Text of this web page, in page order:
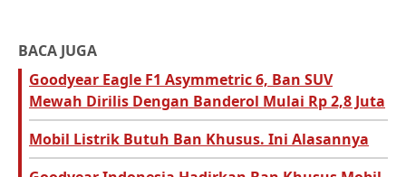
BACA JUGA
Goodyear Eagle F1 Asymmetric 6, Ban SUV
Mewah Dirilis Dengan Banderol Mulai Rp 2,8 Juta
Mobil Listrik Butuh Ban Khusus. Ini Alasannya